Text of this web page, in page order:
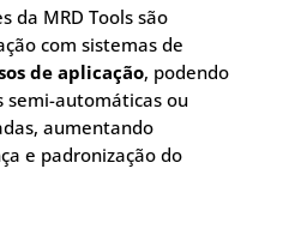
da MRD Tools são
com sistemas de
de aplicação, podendo
semi-automáticas ou
aumentando
e padronização do